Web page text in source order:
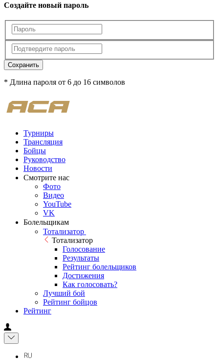
Создайте новый пароль
Сохранить
* Длина пароля от 6 до 16 символов
Турниры
Трансляция
Бойцы
Руководство
Новости
Смотрите нас
Фото
Видео
YouTube
VK
Болельщикам
Тотализатор
Тотализатор
Голосование
Результаты
Рейтинг болельщиков
Достижения
Как голосовать?
Лучший бой
Рейтинг бойцов
Рейтинг